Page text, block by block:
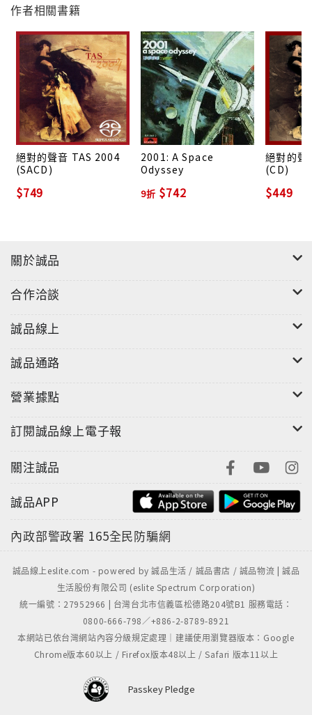
作者相關書籍
絕對的聲音 TAS 2004
(SACD)
$749
2001: A Space
Odyssey
9折 $742
絕對的聲
(CD)
$449
關於誠品
合作洽談
誠品線上
誠品通路
營業據點
訂閱誠品線上電子報
關注誠品
誠品APP
內政部警政署 165全民防騙網
誠品線上eslite.com - powered by 誠品生活 / 誠品書店 / 誠品物流 | 誠品
生活股份有限公司 (eslite Spectrum Corporation)
統一編號：27952966 | 台灣台北市信義區松德路204號B1 服務電話：
0800-666-798／+886-2-8789-8921
本網站已依台灣網站內容分級規定處理｜建議使用瀏覽器版本：Google
Chrome版本60以上 / Firefox版本48以上 / Safari 版本11以上
Passkey Pledge